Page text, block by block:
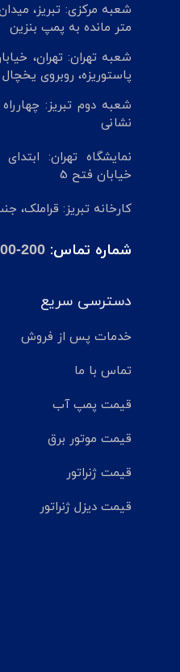
متر مانده به پمپ بنزین
شعبه تهران: تهران،
پاستوریزه، روبروی یخچال
شعبه دوم تبریز:
نشانی
نمایشگاه تهران:
خیابان فتح 5
کارخانه تبریز: قراملک،
شماره تماس: 200
دسترسی سریع
خدمات پس از فروش
تماس با ما
قیمت پمپ آب
قیمت موتور برق
قیمت ژنراتور
قیمت دیزل ژنراتور